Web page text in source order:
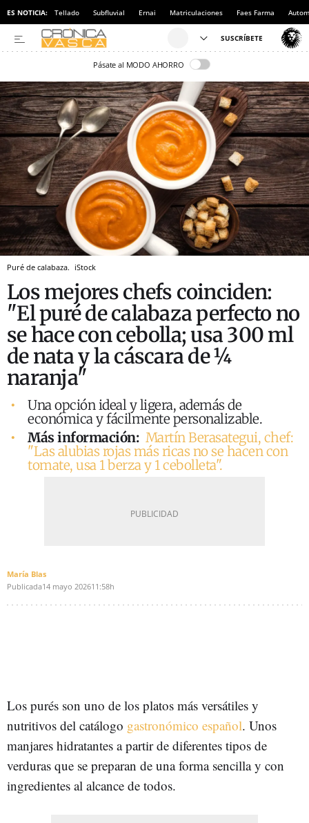
ES NOTICIA: Tellado Subfluvial Ernai Matriculaciones Faes Farma
Pásate al MODO AHORRO
Puré de calabaza. iStock
Los mejores chefs coinciden:
"El puré de calabaza perfecto no
se hace con cebolla; usa 300 ml
de nata y la cáscara de ¼
naranja"
Una opción ideal y ligera, además de
económica y fácilmente personalizable.
Más información: Martín Berasategui, chef:
"Las alubias rojas más ricas no se hacen con
tomate, usa 1 berza y 1 cebolleta".
María Blas
Publicada14 mayo 202611:58h
Los purés son uno de los platos más versátiles y
nutritivos del catálogo gastronómico español. Unos
manjares hidratantes a partir de diferentes tipos de
verduras que se preparan de una forma sencilla y con
ingredientes al alcance de todos.